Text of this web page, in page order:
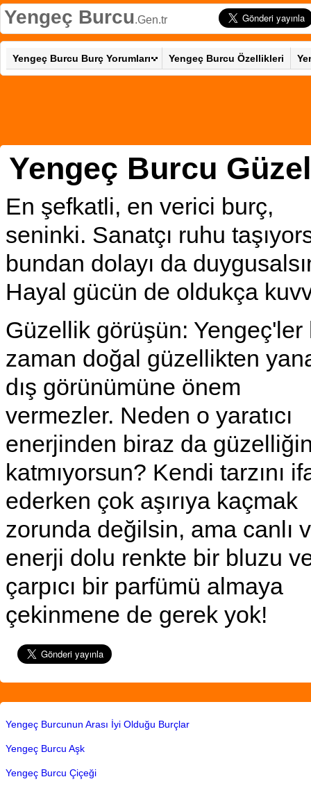
Yengeç Burcu.Gen.tr
Yengeç Burcu Burç Yorumları Yengeç Burcu Özellikleri
Yengeç Burcu
En şefkatli, en verici burç,
seninki. Sanatçı ruhu
bundan dolayı da
Hayal gücün de oldukça
Güzellik görüşün: Yengeç'ler
zaman doğal güzellikten
dış görünümüne önem
vermezler. Neden o yaratıcı
enerjinden biraz da
katmıyorsun? Kendi tarzını
ederken çok aşırıya kaçmak
zorunda değilsin, ama canlı
enerji dolu renkte bir bluzu
çarpıcı bir parfümü almaya
çekinmene de gerek yok!
Yengeç Burcunun Arası İyi Olduğu Burçlar
Yengeç Burcu Aşk
Yengeç Burcu Çiçeği